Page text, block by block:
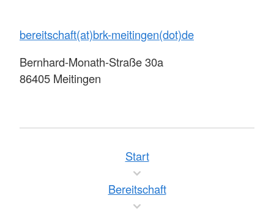
bereitschaft(at)brk-meitingen(dot)de
Bernhard-Monath-Straße 30a
86405 Meitingen
Start
Bereitschaft